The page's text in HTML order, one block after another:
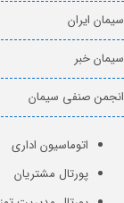
سیمان ایران
سیمان خبر
انجمن صنفی سیمان
اتوماسیون اداری
پورتال مشتریان